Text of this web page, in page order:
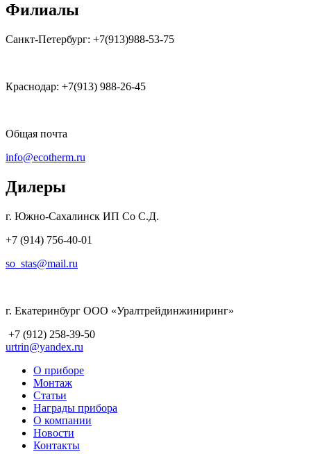
Филиалы
Санкт-Петербург: +7(913)988-53-75
Краснодар: +7(913) 988-26-45
Общая почта
info@ecotherm.ru
Дилеры
г. Южно-Сахалинск ИП Со С.Д.
+7 (914) 756-40-01
so_stas@mail.ru
г. Екатеринбург ООО «Уралтрейдинжиниринг»
+7 (912) 258-39-50
urtrin@yandex.ru
О приборе
Монтаж
Статьи
Награды прибора
О компании
Новости
Контакты